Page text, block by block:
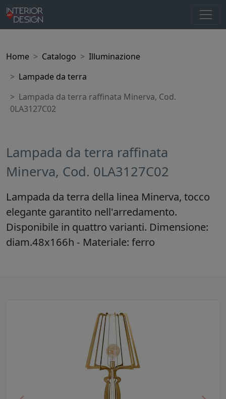
Home Catalogo
Illuminazione
Lampade da terra
Lampada da terra raffinata Minerva, Cod.
0LA3127C02
Lampada da terra raffinata
Minerva, Cod. 0LA3127C02
Lampada da terra della linea Minerva, tocco
elegante garantito nell'arredamento.
Disponibile in quattro varianti. Dimensione:
diam.48x166h - Materiale: ferro